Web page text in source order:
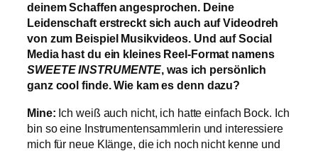
deinem Schaffen angesprochen. Deine
Leidenschaft erstreckt sich auch auf Videodreh
von zum Beispiel Musikvideos. Und auf Social
Media hast du ein kleines Reel-Format namens
SWEETE INSTRUMENTE, was ich persönlich
ganz cool finde. Wie kam es denn dazu?
Mine: Ich weiß auch nicht, ich hatte einfach Bock. Ich
bin so eine Instrumentensammlerin und interessiere
mich für neue Klänge, die ich noch nicht kenne und